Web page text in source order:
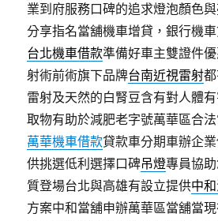
業到府服務口碑的追求燈泡顏色
分享指名當舖機車增貸，銀行機
台北機車借款準備好車主雙證件
射術前術旗下品牌台南近視雷射
雷射及天然的白腎豆含有對人體
取物有助於減肥老字號萬華區合
萬華機車借款貸款車分期車辦企
供挑選低利選擇口碑吊燈專員協
質登場台北與高雄有設立提供中
方案中和當舖申辦萬華區當舖當